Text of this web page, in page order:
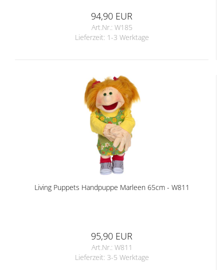
94,90 EUR
Art.Nr.: W185
Lieferzeit: 1-3 Werktage
Living Puppets Handpuppe Marleen 65cm - W811
95,90 EUR
Art.Nr.: W811
Lieferzeit: 3-5 Werktage